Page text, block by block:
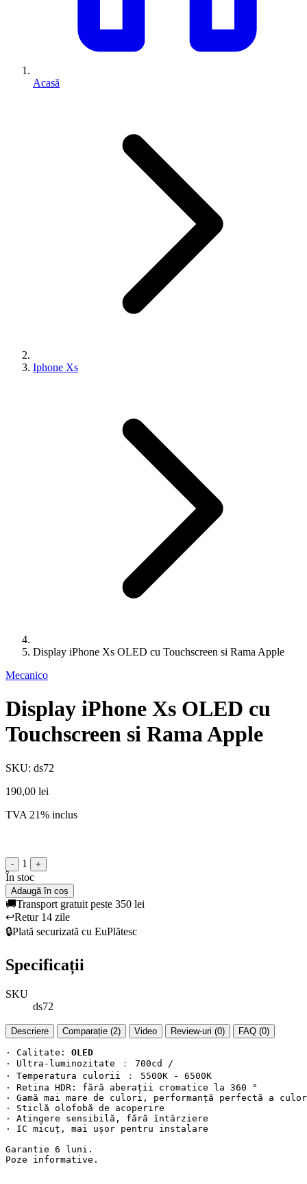
Acasă
Iphone Xs
Display iPhone Xs OLED cu Touchscreen si Rama Apple
Mecanico
Display iPhone Xs OLED cu
Touchscreen si Rama Apple
SKU: ds72
190,00 lei
TVA 21% inclus
- 1 +
În stoc
Adaugă în coș
🚚Transport gratuit peste 350 lei
↩️Retur 14 zile
🔒Plată securizată cu EuPlătesc
Specificații
SKU
ds72
Descriere Comparație (2) Video Review-uri (0) FAQ (0)
· Calitate: OLED
· Ultra-luminozitate ： 700cd /
· Temperatura culorii ： 5500K - 6500K
· Retina HDR: fără aberații cromatice la 360 °
· Gamă mai mare de culori, performanță perfectă a
· Sticlă olofobă de acoperire
· Atingere sensibilă, fără întârziere
· IC micuț, mai ușor pentru instalare
Garantie 6 luni.
Poze informative.